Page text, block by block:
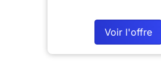
Voir l'offre